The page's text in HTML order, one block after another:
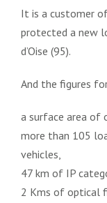
It is a customer
protected a new
d’Oise (95).
And the figures
a surface area of
more than 105
vehicles,
47 km of IP
2 Kms of optical